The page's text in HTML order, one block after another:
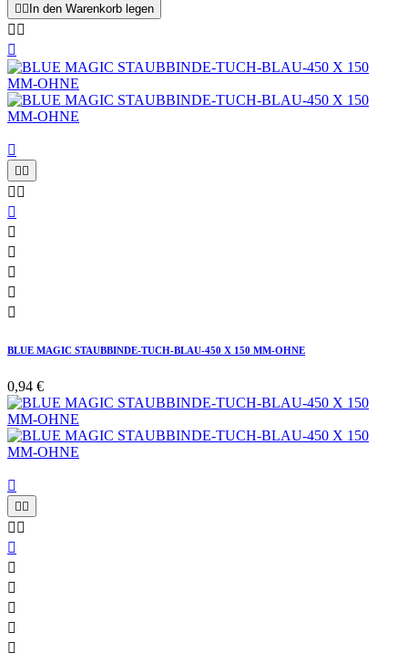
  In den Warenkorb legen
 


 
 






BLUE MAGIC STAUBBINDE-TUCH-BLAU-450 X 150 MM-OHNE
0,94 €

 
 





